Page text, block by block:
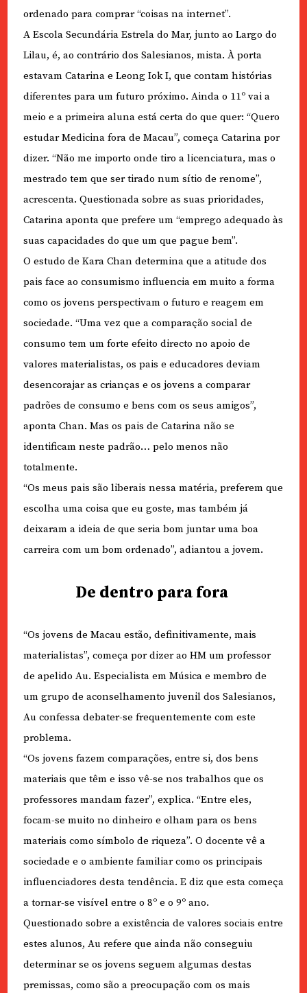
ordenado para comprar “coisas na internet”.
A Escola Secundária Estrela do Mar, junto ao Largo do
Lilau, é, ao contrário dos Salesianos, mista. À porta
estavam Catarina e Leong Iok I, que contam histórias
diferentes para um futuro próximo. Ainda o 11º vai a
meio e a primeira aluna está certa do que quer: “Quero
estudar Medicina fora de Macau”, começa Catarina por
dizer. “Não me importo onde tiro a licenciatura, mas o
mestrado tem que ser tirado num sítio de renome”,
acrescenta. Questionada sobre as suas prioridades,
Catarina aponta que prefere um “emprego adequado às
suas capacidades do que um que pague bem”.
O estudo de Kara Chan determina que a atitude dos
pais face ao consumismo influencia em muito a forma
como os jovens perspectivam o futuro e reagem em
sociedade. “Uma vez que a comparação social de
consumo tem um forte efeito directo no apoio de
valores materialistas, os pais e educadores deviam
desencorajar as crianças e os jovens a comparar
padrões de consumo e bens com os seus amigos”,
aponta Chan. Mas os pais de Catarina não se
identificam neste padrão… pelo menos não
totalmente.
“Os meus pais são liberais nessa matéria, preferem que
escolha uma coisa que eu goste, mas também já
deixaram a ideia de que seria bom juntar uma boa
carreira com um bom ordenado”, adiantou a jovem.
De dentro para fora
“Os jovens de Macau estão, definitivamente, mais
materialistas”, começa por dizer ao HM um professor
de apelido Au. Especialista em Música e membro de
um grupo de aconselhamento juvenil dos Salesianos,
Au confessa debater-se frequentemente com este
problema.
“Os jovens fazem comparações, entre si, dos bens
materiais que têm e isso vê-se nos trabalhos que os
professores mandam fazer”, explica. “Entre eles,
focam-se muito no dinheiro e olham para os bens
materiais como símbolo de riqueza”. O docente vê a
sociedade e o ambiente familiar como os principais
influenciadores desta tendência. E diz que esta começa
a tornar-se visível entre o 8º e o 9º ano.
Questionado sobre a existência de valores sociais entre
estes alunos, Au refere que ainda não conseguiu
determinar se os jovens seguem algumas destas
premissas, como são a preocupação com os mais